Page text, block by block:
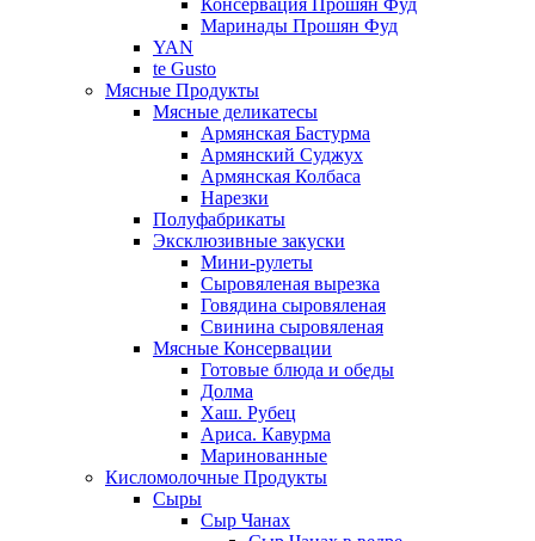
Консервация Прошян Фуд
Маринады Прошян Фуд
YAN
te Gusto
Мясные Продукты
Мясные деликатесы
Армянская Бастурма
Армянский Суджух
Армянская Колбаса
Нарезки
Полуфабрикаты
Эксклюзивные закуски
Мини-рулеты
Сыровяленая вырезка
Говядина сыровяленая
Свинина сыровяленая
Мясные Консервации
Готовые блюда и обеды
Долма
Хаш. Рубец
Ариса. Кавурма
Маринованные
Кисломолочные Продукты
Сыры
Сыр Чанах